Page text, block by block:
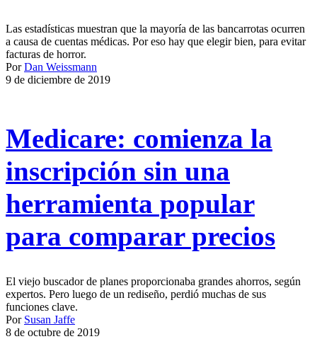
Las estadísticas muestran que la mayoría de las bancarrotas ocurren
a causa de cuentas médicas. Por eso hay que elegir bien, para evitar
facturas de horror.
PorDan Weissmann
9 de diciembre de 2019
Medicare: comienza la
inscripción sin una
herramienta popular
para comparar precios
El viejo buscador de planes proporcionaba grandes ahorros, según
expertos. Pero luego de un rediseño, perdió muchas de sus
funciones clave.
Por Susan Jaffe
8 de octubre de 2019